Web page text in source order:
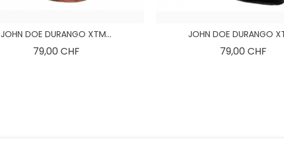
JOHN DOE DURANGO XTM...
79,00 CHFPreis
JOHN DOE DURANGO
79,00 CHF